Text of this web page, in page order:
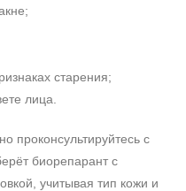
старения;
лица.
проконсультируйтесь с
биорепарант с
учитывая тип кожи и